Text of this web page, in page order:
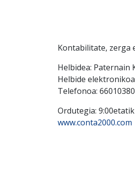
Kontabilitate, zerga
Helbidea: Paternain
Helbide
Telefonoa:
Ordutegia:
www.conta2000.com